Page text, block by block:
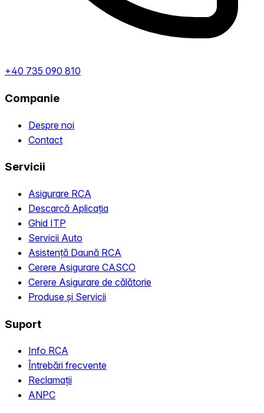
+40 735 090 810
Companie
Despre noi
Contact
Servicii
Asigurare RCA
Descarcă Aplicația
Ghid ITP
Servicii Auto
Asistență Daună RCA
Cerere Asigurare CASCO
Cerere Asigurare de călătorie
Produse și Servicii
Suport
Info RCA
Întrebări frecvente
Reclamații
ANPC